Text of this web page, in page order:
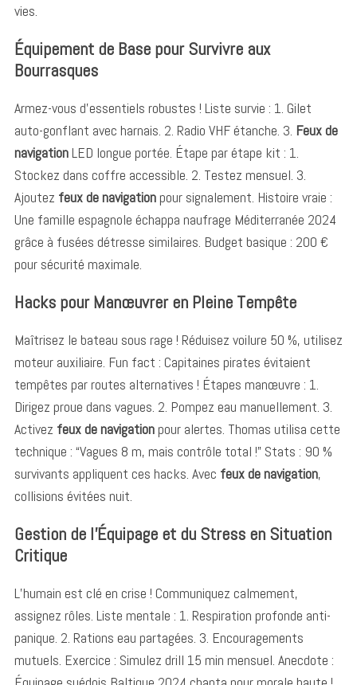
vies.
Équipement de Base pour Survivre aux
Bourrasques
Armez-vous d’essentiels robustes ! Liste survie : 1. Gilet
auto-gonflant avec harnais. 2. Radio VHF étanche. 3. Feux de
navigationLED longue portée. Étape par étape kit : 1.
Stockez dans coffre accessible. 2. Testez mensuel. 3.
Ajoutez feux de navigationpour signalement. Histoire vraie :
Une famille espagnole échappa naufrage Méditerranée 2024
grâce à fusées détresse similaires. Budget basique : 200 €
pour sécurité maximale.
Hacks pour Manœuvrer en Pleine Tempête
Maîtrisez le bateau sous rage ! Réduisez voilure 50 %, utilisez
moteur auxiliaire. Fun fact : Capitaines pirates évitaient
tempêtes par routes alternatives ! Étapes manœuvre : 1.
Dirigez proue dans vagues. 2. Pompez eau manuellement. 3.
Activez feux de navigationpour alertes. Thomas utilisa cette
technique : “Vagues 8 m, mais contrôle total !” Stats : 90 %
survivants appliquent ces hacks. Avec feux de navigation,
collisions évitées nuit.
Gestion de l’Équipage et du Stress en Situation
Critique
L’humain est clé en crise ! Communiquez calmement,
assignez rôles. Liste mentale : 1. Respiration profonde anti-
panique. 2. Rations eau partagées. 3. Encouragements
mutuels. Exercice : Simulez drill 15 min mensuel. Anecdote :